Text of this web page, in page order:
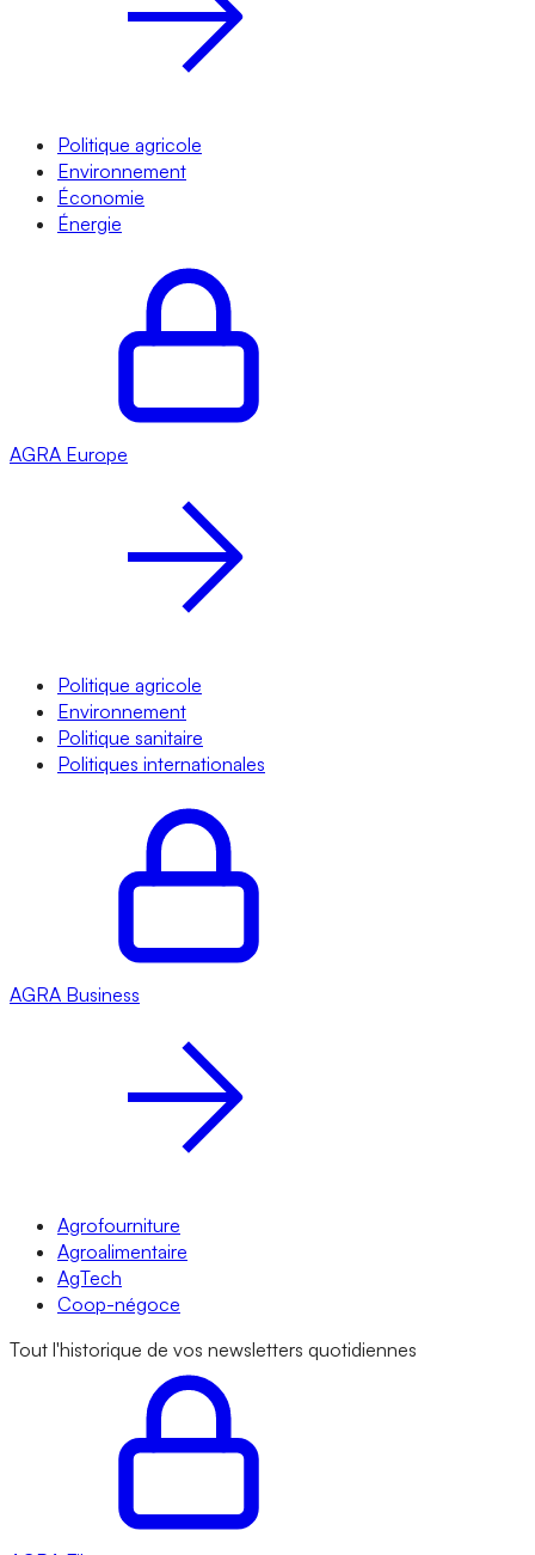
Politique agricole
Environnement
Économie
Énergie
AGRA Europe
Politique agricole
Environnement
Politique sanitaire
Politiques internationales
AGRA Business
Agrofourniture
Agroalimentaire
AgTech
Coop-négoce
Tout l'historique de vos newsletters quotidiennes